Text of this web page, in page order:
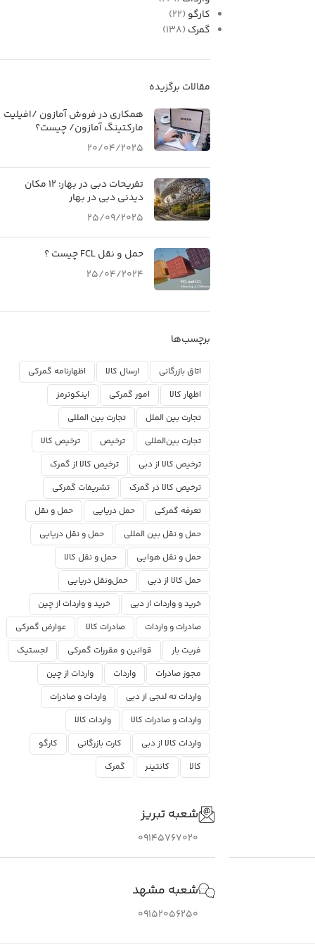
کارگو (22)
گمرک (138)
مقالات برگزیده
همکاری در فروش آمازون /افیلیت
مارکتینگ آمازون/ چیست؟
20/04/2025
تفريحات دبی در بهار: 12 مکان
ديدنی دبی در بهار
25/09/2025
حمل و نقل FCL چیست ؟
25/04/2024
برچسب‌ها
اتاق بازرگانی ارسال کالا
اظهارنامه گمرکی
اظهار کالا
امور گمرکی
اینکوترمز
تجارت بین الملل
تجارت بین المللی
تجارت بین‌المللی
ترخیص
ترخیص کالا
ترخیص کالا از دبی
ترخیص کالا از گمرک
ترخیص کالا در گمرک
تشریفات گمرکی
تعرفه گمرکی
حمل دریایی
حمل و نقل
حمل و نقل بین المللی
حمل و نقل دریایی
حمل و نقل هوایی
حمل و نقل کالا
حمل کالا از دبی
حمل‌ونقل دریایی
خرید و واردات از دبی
خرید و واردات از چین
صادرات و واردات
صادرات کالا
عوارض گمرکی
فریت بار
قوانین و مقررات گمرکی
لجستیک
مجوز صادرات
واردات
واردات از چین
واردات ته لنجی از دبی
واردات و صادرات
واردات و صادرات کالا
واردات کالا
واردات کالا از دبی
کارت بازرگانی
کارگو
کالا
کانتینر گمرک
شعبه تبریز
09145767020
شعبه مشهد
09152056250